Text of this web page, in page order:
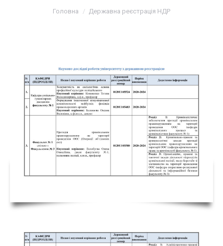
Головна Державна реєстрація НДР